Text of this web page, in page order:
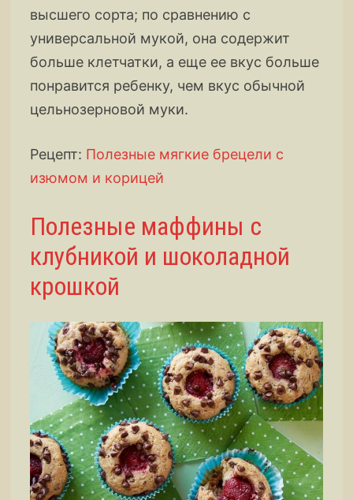
высшего сорта; по сравнению с
универсальной мукой, она содержит
больше клетчатки, а еще ее вкус больше
понравится ребенку, чем вкус обычной
цельнозерновой муки.
Рецепт: Полезные мягкие брецели с
изюмом и корицей
Полезные маффины с
клубникой и шоколадной
крошкой